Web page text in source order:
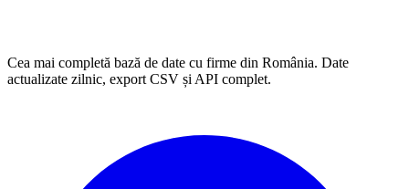
Cea mai completă bază de date cu firme din România. Date
actualizate zilnic, export CSV și API complet.